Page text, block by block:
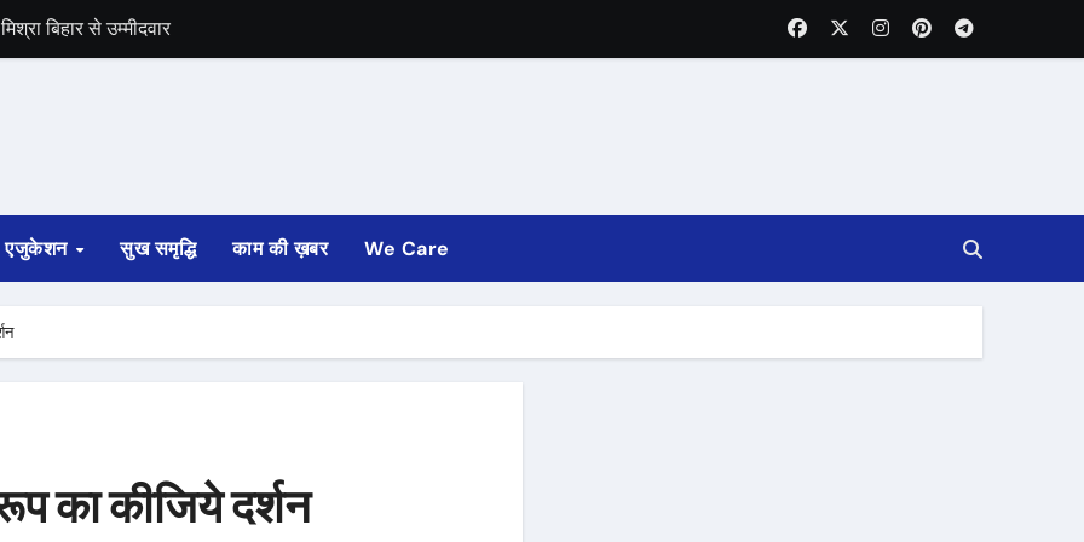
एजुकेशन सुख समृद्धि काम की ख़बर We Care
का कीजिये दर्शन